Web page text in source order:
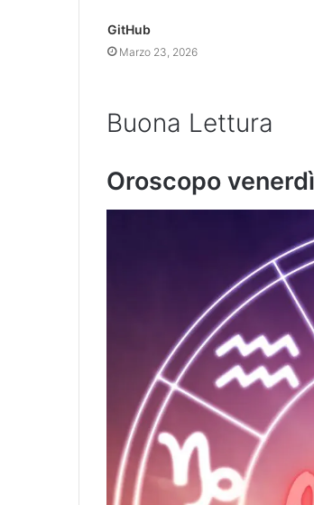
GitHub
Marzo 23, 2026
Buona Lettura
Oroscopo